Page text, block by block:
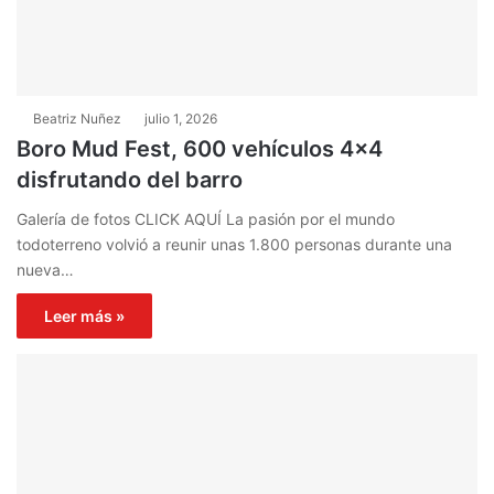
Beatriz Nuñez julio 1, 2026
Boro Mud Fest, 600 vehículos 4×4
disfrutando del barro
Galería de fotos CLICK AQUÍ La pasión por el mundo
todoterreno volvió a reunir unas 1.800 personas durante una
nueva…
Leer más »